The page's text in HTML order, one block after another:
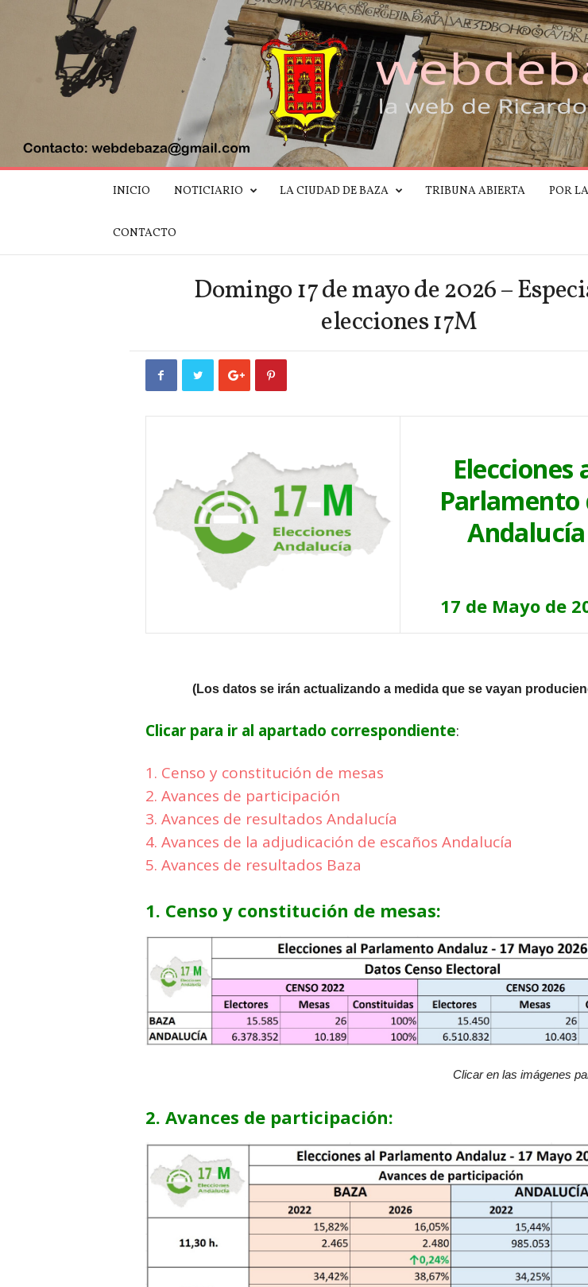
B
INICIO NOTICIARIO LA CIUDAD DE BAZA TRIBUNA ABIERTA POR
CONTACTO
Domingo 17 de mayo de 2026 –
elecciones 17M
Elecciones
Parlamento
Andalucía
17 de Mayo de
(Los datos se irán actualizando a medida que se vayan
Clicar para ir al apartado correspondiente:
1. Censo y constitución de mesas
2. Avances de participación
3. Avances de resultados Andalucía
4. Avances de la adjudicación de escaños Andalucía
5. Avances de resultados Baza
1. Censo y constitución de mesas:
Clicar en las imágenes
2. Avances de participación: